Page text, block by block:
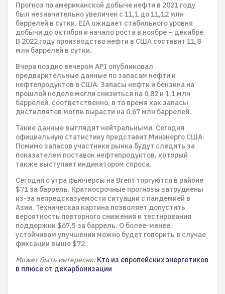
Прогноз по американской добыче нефти в 2021 году
был незначительно увеличен с 11,1 до 11,12 млн
баррелей в сутки. EIA ожидает стабильного уровня
добычи до октября и начало роста в ноябре – декабре.
В 2022 году производство нефти в США составит 11,8
млн баррелей в сутки.
Вчера поздно вечером API опубликовал
предварительные данные по запасам нефти и
нефтепродуктов в США. Запасы нефти и бензина на
прошлой неделе могли снизиться на 0,82 и 1,1 млн
баррелей, соответственно, в то время как запасы
дистиллятов могли вырасти на 0,67 млн баррелей.
Такие данные выглядят нейтральными. Сегодня
официальную статистику представит Минэнерго США.
Помимо запасов участники рынка будут следить за
показателем поставок нефтепродуктов, который
также выступает индикатором спроса.
Сегодня с утра фьючерсы на Brent торгуются в районе
$71 за баррель. Краткосрочные прогнозы затруднены
из-за непредсказуемости ситуации с пандемией в
Азии. Техническая картина позволяет допустить
вероятность повторного снижения и тестирования
поддержки $67,5 за баррель. О более-менее
устойчивом улучшении можно будет говорить в случае
фиксации выше $72.
Может быть интересно:Кто из европейских энергетиков
в плюсе от декарбонизации